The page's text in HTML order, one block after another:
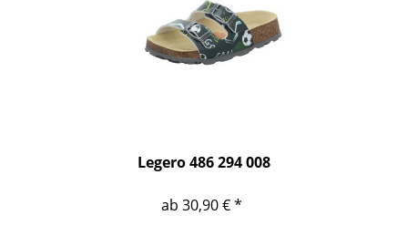
Legero 486 294 008
ab 30,90 € *